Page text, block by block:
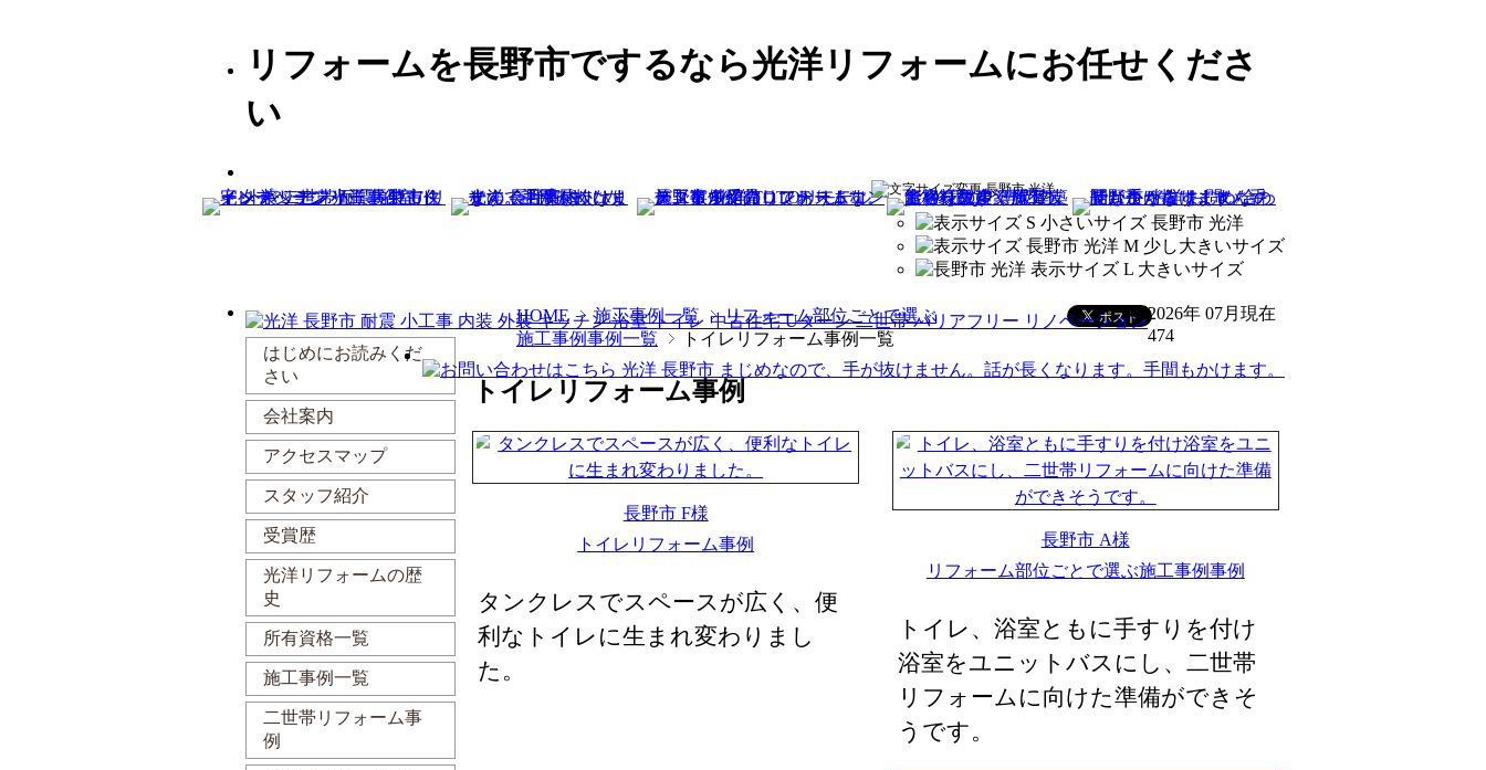
リフォームを長野市でするなら光洋リフォームにお任せくださ
い
2026年 07月現在
474
HOME 施工事例一覧
リフォーム部位ごとで選ぶ
施工事例事例一覧
トイレリフォーム事例一覧
トイレリフォーム事例
長野市 F様
トイレリフォーム事例
タンクレスでスペースが広く、便
利なトイレに生まれ変わりまし
た。
長野市 A様
リフォーム部位ごとで選ぶ施工事例事例
トイレ、浴室ともに手すりを付け
浴室をユニットバスにし、二世帯
リフォームに向けた準備ができそ
うです。
はじめにお読みくだ
さい
会社案内
アクセスマップ
スタッフ紹介
受賞歴
光洋リフォームの歴
史
所有資格一覧
施工事例一覧
二世帯リフォーム事
例